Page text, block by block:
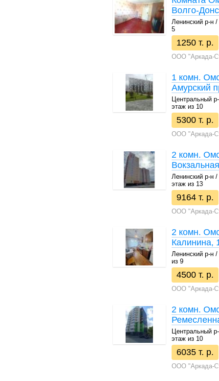
Волго-
Ленинский р-н
5
1250 т. р.
ООО "Аркада-
1 комн.
Амурский
Центральный
этаж из 10
5300 т. р.
ООО "Аркада-
2 комн.
Ленинский р-н
этаж из 13
9164 т. р.
ООО "Аркада-
2 комн.
Калинина,
Ленинский р-н
из 9
4500 т. р.
ООО "Аркада-
2 комн.
Центральный
этаж из 10
6035 т. р.
ООО "Аркада-